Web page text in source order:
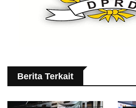
Berita Terkait